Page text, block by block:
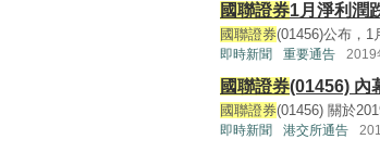
國聯證券1月淨利潤
國聯證券(01456)公布，1
即時新聞 重要通告 2019
國聯證券(01456) 內
國聯證券(01456) 關於
即時新聞 港交所通告